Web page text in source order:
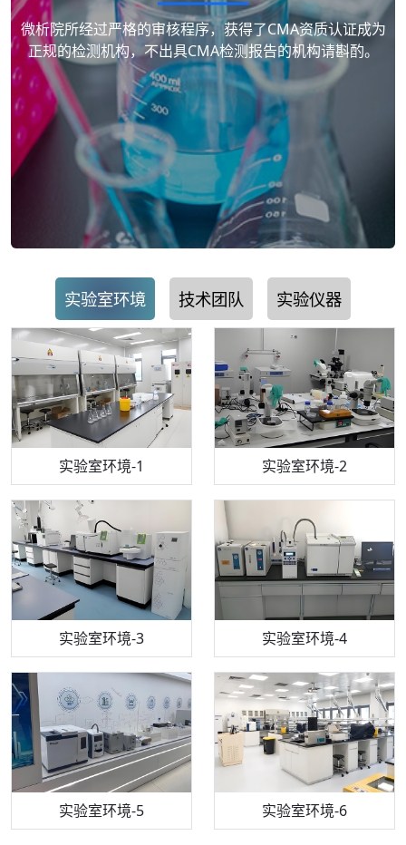
微析院所经过严格的审核程序，获得了CMA资质认证成为
正规的检测机构，不出具CMA检测报告的机构请斟酌。
实验室环境 技术团队 实验仪器
实验室环境-1 实验室环境-2
实验室环境-3 实验室环境-4
实验室环境-5 实验室环境-6
机构质检技术员-1 机构质检技术员-2
机构质检技术员-3 机构质检技术员-4
机构质检技术员-5 机构质检技术员-6
步入式恒温恒湿试验箱 电感耦合等离子体光谱仪
高效液相色谱仪 流式细胞仪
气相色谱仪 万能力学试验仪